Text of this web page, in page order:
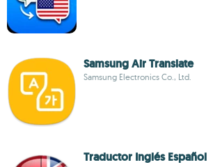
Samsung Air Translate
Samsung Electronics Co., Ltd.
Traductor Inglés Español